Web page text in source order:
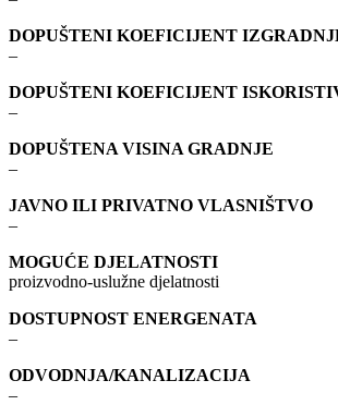
DOPUŠTENI KOEFICIJENT
–
DOPUŠTENI KOEFICIJENT
–
DOPUŠTENA VISINA GRADNJE
–
JAVNO ILI PRIVATNO VLASNIŠTVO
–
MOGUĆE DJELATNOSTI
proizvodno-uslužne djelatnosti
DOSTUPNOST ENERGENATA
–
ODVODNJA/KANALIZACIJA
–